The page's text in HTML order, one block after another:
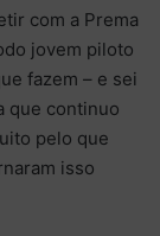
com a Prema
jovem piloto
fazem – e sei
que continuo
pelo que
isso